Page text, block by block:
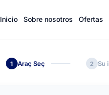
Inicio Sobre nosotros Ofertas
1 Araç Seç 2 Su